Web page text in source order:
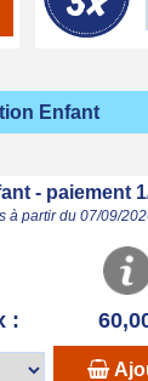
Enfant
- paiement
à partir du 07/09/
: